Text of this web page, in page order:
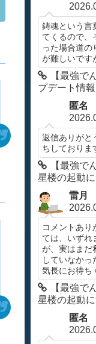
鋳魂という言
てくるので、
った場合道の
が難しいで
【最強で
プデート情
匿名
返信ありがと
ちしておりま
【最強で
星楼の起動
雷月
コメントあり
ては、いずれ
が、実はまだ
していなかっ
気長にお待ち
【最強で
星楼の起動
匿名